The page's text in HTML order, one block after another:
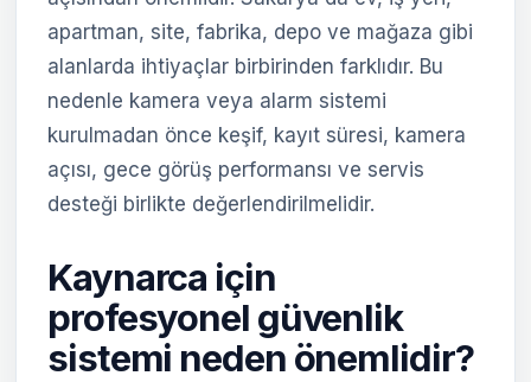
apartman, site, fabrika, depo ve mağaza gibi
alanlarda ihtiyaçlar birbirinden farklıdır. Bu
nedenle kamera veya alarm sistemi
kurulmadan önce keşif, kayıt süresi, kamera
açısı, gece görüş performansı ve servis
desteği birlikte değerlendirilmelidir.
Kaynarca için
profesyonel güvenlik
sistemi neden önemlidir?